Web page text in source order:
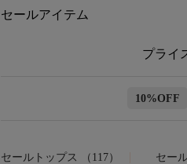
セールアイテム
プライ
10%OFF
セールトップス （117） セー